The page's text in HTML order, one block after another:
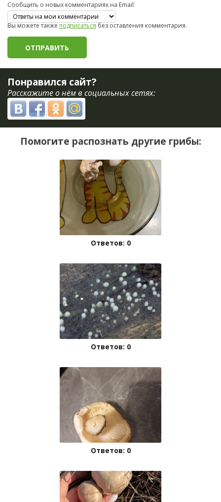
Сообщить о новых комментариях на Email:
Вы можете такжеподписатьсябез оставления комментария.
Понравился сайт?
Расскажите о нём в социальных сетях:
Помогите распознать другие грибы:
Ответов: 0
Ответов: 0
Ответов: 0